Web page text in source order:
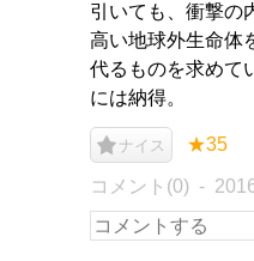
引いても、衝撃の
高い地球外生命体
代るものを求めて
には納得。
ナイス ★35
コメント(0)